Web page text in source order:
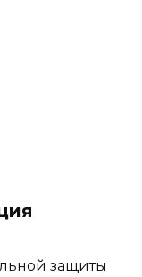
защиты